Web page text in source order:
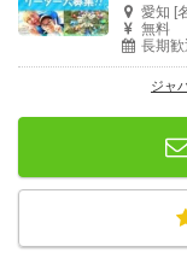
愛知 [
無料
長期歓
ジャ